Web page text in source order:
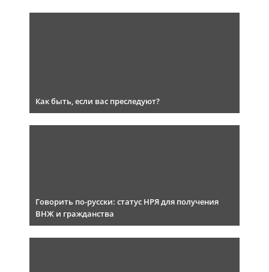
Как быть, если вас преследуют?
Говорить по-русски: статус НРЯ для получения
ВНЖ и гражданства